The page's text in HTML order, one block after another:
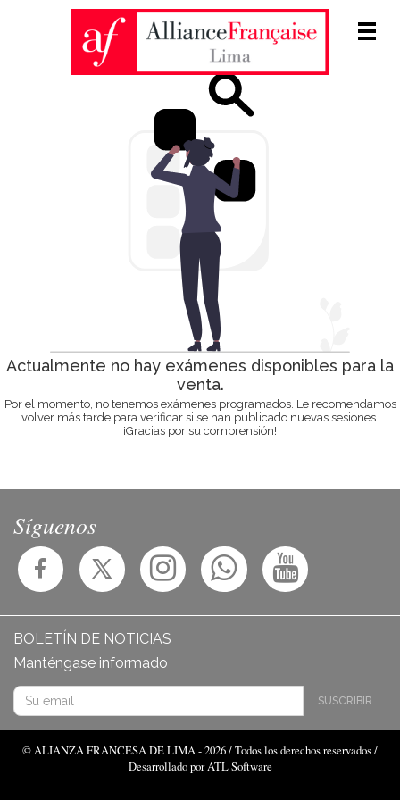
Actualmente no hay exámenes disponibles para la
venta.
Por el momento, no tenemos exámenes programados. Le recomendamos
volver más tarde para verificar si se han publicado nuevas sesiones.
¡Gracias por su comprensión!
Síguenos
BOLETÍN DE NOTICIAS
Manténgase informado
SUSCRIBIR
© ALIANZA FRANCESA DE LIMA - 2026 / Todos los derechos reservados /
Desarrollado por ATL Software